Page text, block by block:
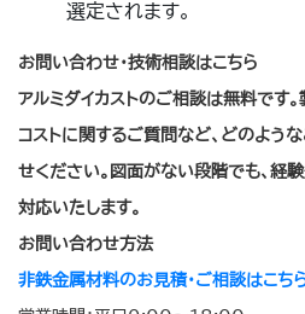
選定されます。
お問い合わせ・技術相談はこちら
アルミダイカストのご相談は無料です
コストに関するご質問など、どのよう
せください。図面がない段階でも、経
対応いたします。
お問い合わせ方法
非鉄金属材料のお見積・ご相談はこち